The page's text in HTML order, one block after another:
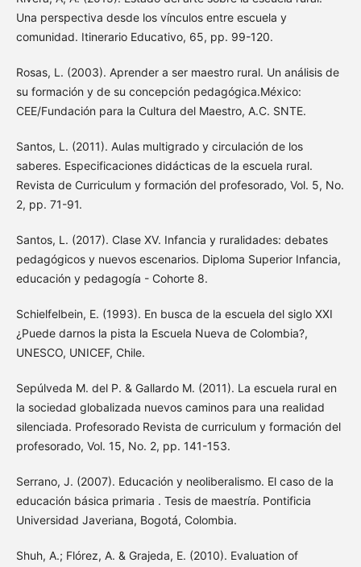
Una perspectiva desde los vínculos entre escuela y
comunidad. Itinerario Educativo, 65, pp. 99-120.
Rosas, L. (2003). Aprender a ser maestro rural. Un análisis de
su formación y de su concepción pedagógica.México:
CEE/Fundación para la Cultura del Maestro, A.C. SNTE.
Santos, L. (2011). Aulas multigrado y circulación de los
saberes. Especificaciones didácticas de la escuela rural.
Revista de Curriculum y formación del profesorado, Vol. 5, No.
2, pp. 71-91.
Santos, L. (2017). Clase XV. Infancia y ruralidades: debates
pedagógicos y nuevos escenarios. Diploma Superior Infancia,
educación y pedagogía - Cohorte 8.
Schielfelbein, E. (1993). En busca de la escuela del siglo XXI
¿Puede darnos la pista la Escuela Nueva de Colombia?,
UNESCO, UNICEF, Chile.
Sepúlveda M. del P. & Gallardo M. (2011). La escuela rural en
la sociedad globalizada nuevos caminos para una realidad
silenciada. Profesorado Revista de curriculum y formación del
profesorado, Vol. 15, No. 2, pp. 141-153.
Serrano, J. (2007). Educación y neoliberalismo. El caso de la
educación básica primaria . Tesis de maestría. Pontificia
Universidad Javeriana, Bogotá, Colombia.
Shuh, A.; Flórez, A. & Grajeda, E. (2010). Evaluation of